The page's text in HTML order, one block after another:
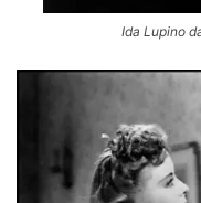
Ida Lupino